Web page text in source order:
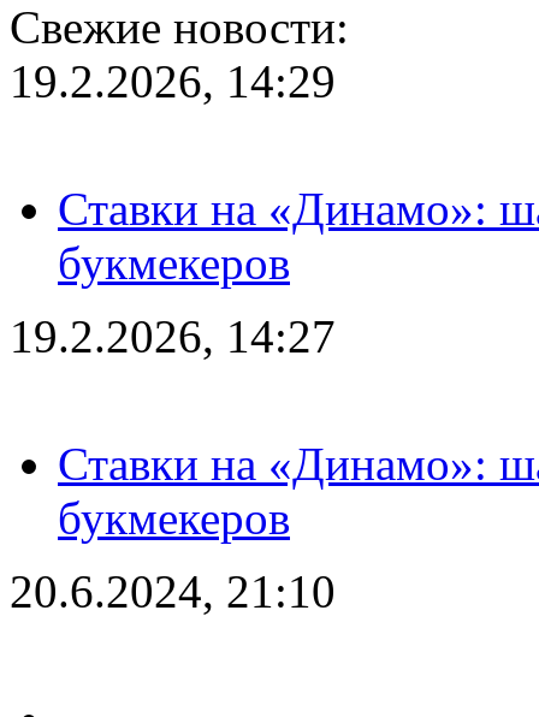
Свежие новости:
19.2.2026, 14:29
Ставки на «Динамо»:
букмекеров
19.2.2026, 14:27
Ставки на «Динамо»:
букмекеров
20.6.2024, 21:10